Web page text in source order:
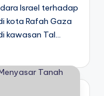
Israel terhadap
kota Rafah Gaza
kawasan Tal…